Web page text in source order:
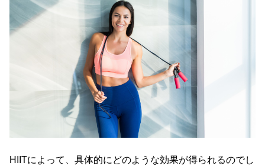
HIITによって、具体的にどのような効果が得られるのでし